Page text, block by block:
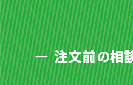
注文前の相